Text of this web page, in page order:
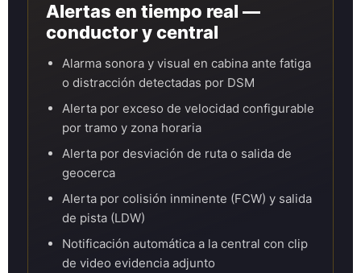
Alertas en tiempo real —
conductor y central
Alarma sonora y visual en cabina ante fatiga
o distracción detectadas por DSM
Alerta por exceso de velocidad configurable
por tramo y zona horaria
Alerta por desviación de ruta o salida de
geocerca
Alerta por colisión inminente (FCW) y salida
de pista (LDW)
Notificación automática a la central con clip
de video evidencia adjunto